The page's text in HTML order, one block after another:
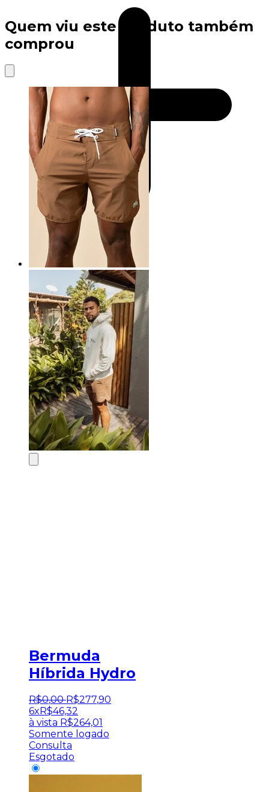
Quem viu este produto também
comprou
Bermuda
Híbrida Hydro
R$0,00 R$277,90
6x R$46,32
à vista R$264,01
Somente logado
Consulta
Esgotado